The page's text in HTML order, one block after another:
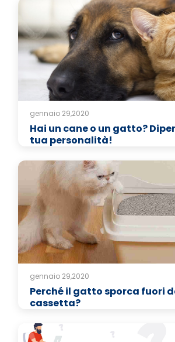
gennaio 29,2020
Hai un cane o un gatto?
tua personalità!
gennaio 29,2020
Perché il gatto sporca fuori
cassetta?